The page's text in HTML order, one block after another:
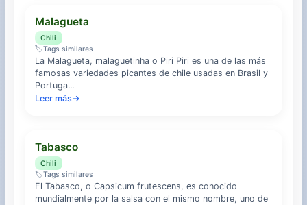
Malagueta
Chili
🏷️Tags similares
La Malagueta, malaguetinha o Piri Piri es una de las más
famosas variedades picantes de chile usadas en Brasil y
Portuga...
Leer más→
Tabasco
Chili
🏷️Tags similares
El Tabasco, o Capsicum frutescens, es conocido
mundialmente por la salsa con el mismo nombre, uno de